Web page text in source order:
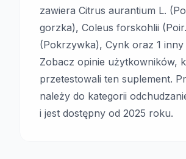
zawiera Citrus aurantium L.
gorzka), Coleus forskohlii
(Pokrzywka), Cynk oraz 1 inny
Zobacz opinie użytkowników,
przetestowali ten suplement.
należy do kategorii
i jest dostępny od 2025 roku.